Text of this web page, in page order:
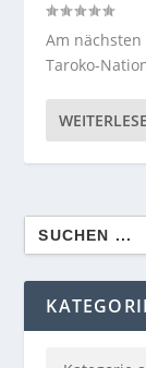
Am
Taroko-
Search
for: